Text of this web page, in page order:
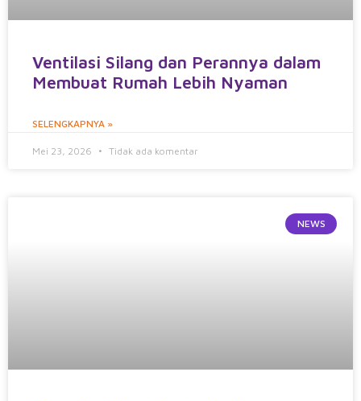
Ventilasi Silang dan Perannya dalam
Membuat Rumah Lebih Nyaman
SELENGKAPNYA »
Mei 23, 2026 Tidak ada komentar
NEWS